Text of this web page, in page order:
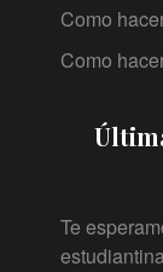
Como
Como
Te